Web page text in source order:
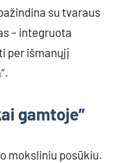
su tvaraus
– integruota
per išmanųjį
gamtoje”
moksliniu posūkiu.